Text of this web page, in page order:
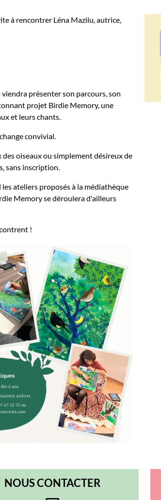
à rencontrer Léna Mazilu, autrice,
présenter son parcours, son
projet Birdie Memory, une
et leurs chants.
convivial.
oiseaux ou simplement désireux de
sans inscription.
ateliers proposés à la médiathèque
Memory se déroulera d'ailleurs
!
NOUS CONTACTER